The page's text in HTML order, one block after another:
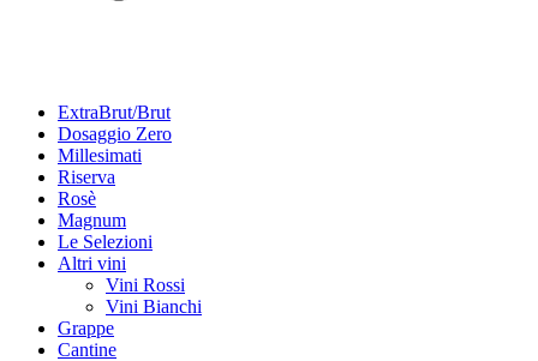
ExtraBrut/Brut
Dosaggio Zero
Millesimati
Riserva
Rosè
Magnum
Le Selezioni
Altri vini
Vini Rossi
Vini Bianchi
Grappe
Cantine